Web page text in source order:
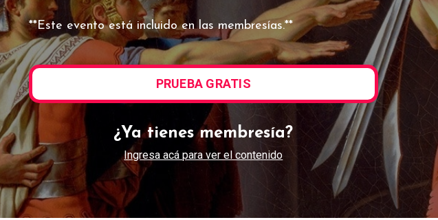
**Este evento está incluido en las membresías.**
PRUEBA GRATIS
¿Ya tienes membresía?
Ingresa acá para ver el contenido